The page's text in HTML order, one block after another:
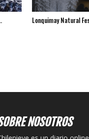
Lonquimay Natural
NOSOTROS